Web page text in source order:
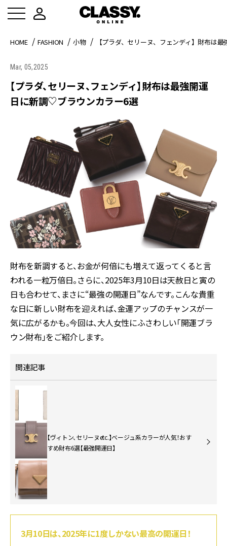
HOME FASHION 小物 【プラダ、セリーヌ、フェンディ】財布は
Mar, 05,2025
【プラダ、セリーヌ、フェンディ】財布は最強開運
日に新調♡ブラウンカラー6選
財布を新調すると、お金が何倍にも増えて返ってくると言
われる一粒万倍日。さらに、2025年3月10日は天赦日と寅の
日も合わせて、まさに“最強の開運日”なんです。こんな貴重
な日に新しい財布を迎えれば、金運アップのチャンスが一
気に広がるかも。今回は、大人女性にふさわしい「開運ブラ
ウン財布」をご紹介します。
関連記事
【ヴィトン、セリーヌetc.】ベージュ系カラーが人気！おす
すめ財布6選【最強開運日】
3月10日は、2025年に1度しかない最高の開運日！